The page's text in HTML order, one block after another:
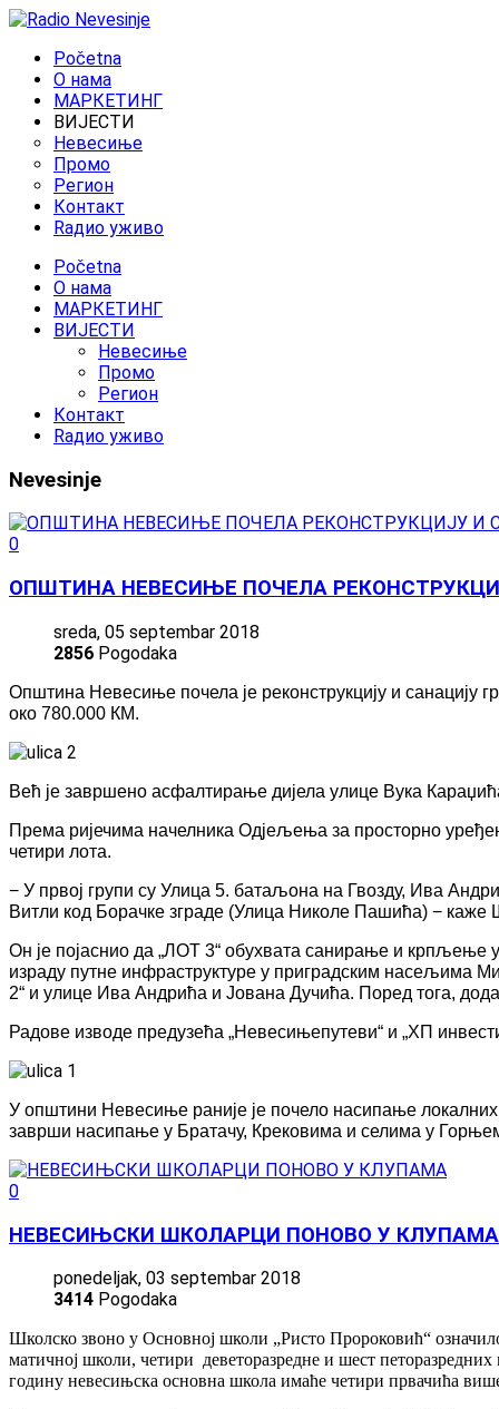
Početna
O нама
МАРКЕТИНГ
ВИЈЕСТИ
Невесиње
Промо
Регион
Контакт
Rадио уживо
Početna
O нама
МАРКЕТИНГ
ВИЈЕСТИ
Невесиње
Промо
Регион
Контакт
Rадио уживо
Nevesinje
0
ОПШТИНА НЕВЕСИЊЕ ПОЧЕЛА
sreda, 05 septembar 2018
2856 Pogodaka
Општина Невесиње почела је реконструкцију и санацију
око 780.000 КМ.
Већ је завршено асфалтирање дијела улице Вука
Према ријечима начелника Одјељења за просторно
четири лота.
− У првој групи су Улица 5. батаљона на Гвозду, Ива
Витли код Борачке зграде (Улица Николе Пашића) −
Он је појаснио да „ЛОТ 3“ обухвата санирање и крпљење
израду путне инфраструктуре у приградским насељима
2“ и улице Ива Андрића и Јована Дучића. Поред тога,
Радове изводе предузећа „Невесињепутеви“ и „ХП
У општини Невесиње раније је почело насипање локалних
заврши насипање у Братачу, Крековима и селима у
0
НЕВЕСИЊСКИ ШКОЛАРЦИ ПОНОВО У КЛУПАМА
ponedeljak, 03 septembar 2018
3414 Pogodaka
Школско звоно у Основној школи „Ристо Пророковић“
матичној школи, четири деветоразредне и шест
годину невесињска основна школа имаће четири првачића